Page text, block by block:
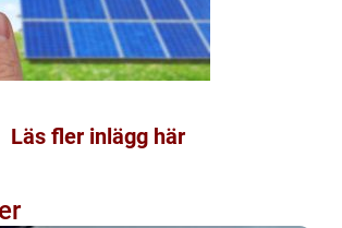
Läs fler inlägg här